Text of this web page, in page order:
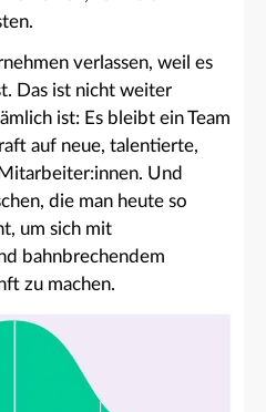
verlassen, weil es
Das ist nicht weiter
ist: Es bleibt ein Team
auf neue, talentierte,
Und
die man heute so
um sich mit
bahnbrechendem
zu machen.